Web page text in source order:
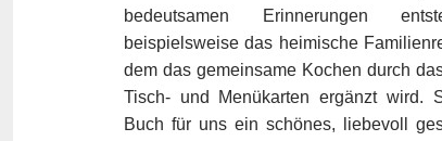
bedeutsamen Erinnerungen
beispielsweise das heimische
dem das gemeinsame Kochen durch
Tisch- und Menükarten ergänzt wird.
Buch für uns ein schönes, liebevoll